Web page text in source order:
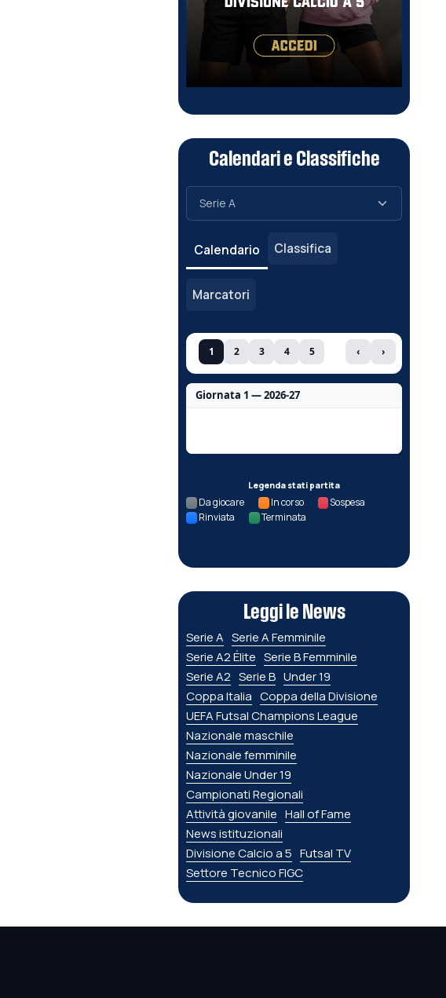
Calendari e Classifiche
Calendario Classifica
Marcatori
1 2 3 4 5 ‹ ›
Giornata 1 — 2026-27
Legenda stati partita
Da giocare In corso
Sospesa
Rinviata
Terminata
Leggi le News
Serie A Serie A Femminile
Serie A2 Élite Serie B Femminile
Serie A2 Serie B Under 19
Coppa Italia Coppa della Divisione
UEFA Futsal Champions League
Nazionale maschile
Nazionale femminile
Nazionale Under 19
Campionati Regionali
Attività giovanile Hall of Fame
News istituzionali
Divisione Calcio a 5 Futsal TV
Settore Tecnico FIGC